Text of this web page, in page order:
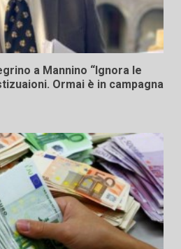
a Mannino “Ignora le
Ormai è in campagna